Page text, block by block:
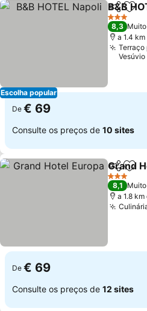
Escolha popular
Partilhar
B&B
3 Estrelas
8,3
a 1.4
Terraço
Vesúvio
De € 69
Consulte os preços de 10 sites
Partilhar
Grand
3 Estrelas
8,1
a 1.8
De € 69
Consulte os preços de 12 sites